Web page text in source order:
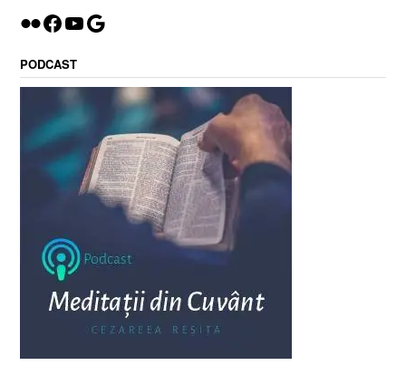
Flickr
Facebook
YouTube
Google
PODCAST